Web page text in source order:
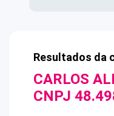
Resultados da
CARLOS
CNPJ